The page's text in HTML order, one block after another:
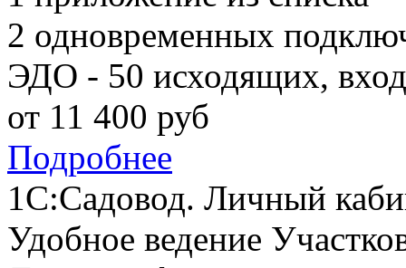
2 одновременных
ЭДО - 50 исходящих,
от 11 400 руб
Подробнее
1С:Садовод. Личный
Удобное ведение